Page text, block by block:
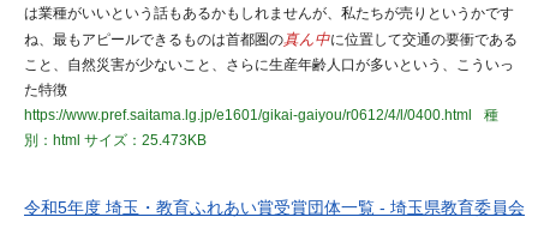
は業種がいいという話もあるかもしれませんが、私たちが売りというかです
ね、最もアピールできるものは首都圏の真ん中に位置して交通の要衝である
こと、自然災害が少ないこと、さらに生産年齢人口が多いという、こういっ
た特徴
https://www.pref.saitama.lg.jp/e1601/gikai-gaiyou/r0612/4/l/0400.html
種
別：html サイズ：25.473KB
令和5年度 埼玉・教育ふれあい賞受賞団体一覧 - 埼玉県教育委員会